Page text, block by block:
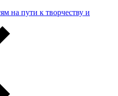
на пути к творчеству и